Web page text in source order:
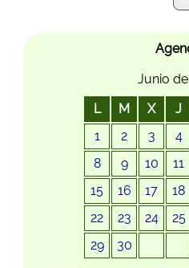
Junio
L
M X J
1
2 3 4
8
9 10 11
15
16 17 18
22
23 24 25
29
30